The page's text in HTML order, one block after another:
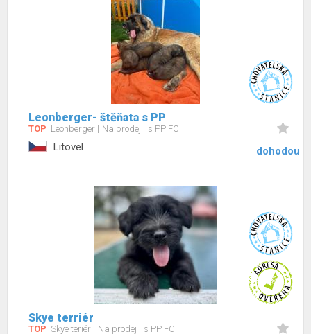
Leonberger- štěňata s PP
TOP Leonberger Na prodej s PP FCI
Litovel dohodou
Skye terriér
TOP Skye teriér Na prodej s PP FCI